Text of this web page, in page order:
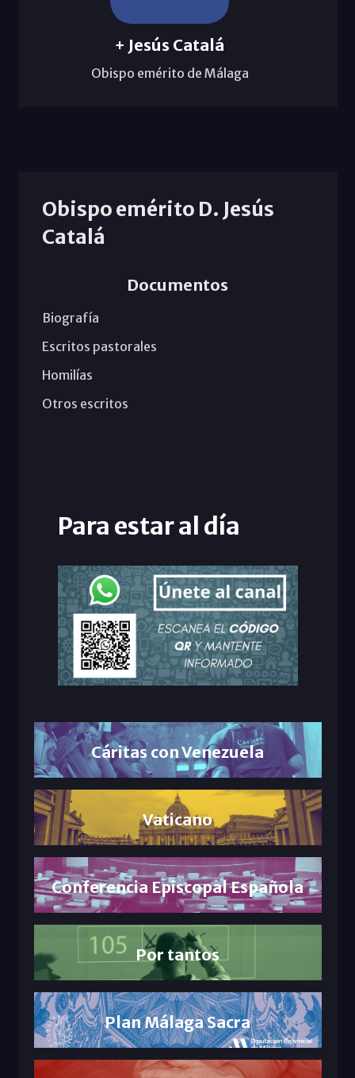
+ Jesús Catalá
Obispo emérito de Málaga
Obispo emérito D. Jesús
Catalá
Documentos
Biografía
Escritos pastorales
Homilías
Otros escritos
Para estar al día
Cáritas con Venezuela
Vaticano
Conferencia Episcopal Española
Por tantos
Plan Málaga Sacra